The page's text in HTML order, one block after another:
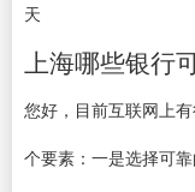
天
上海哪些银行
您好，目前互联网上
个要素：一是选择可